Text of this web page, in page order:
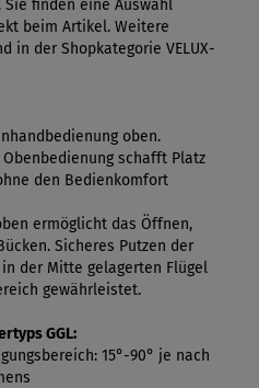
finden eine Auswahl
beim Artikel. Weitere
in der Shopkategorie VELUX-
oben.
schafft Platz
den Bedienkomfort
ermöglicht das Öffnen,
Sicheres Putzen der
der Mitte gelagerten Flügel
gewährleistet.
GGL:
15°-90° je nach